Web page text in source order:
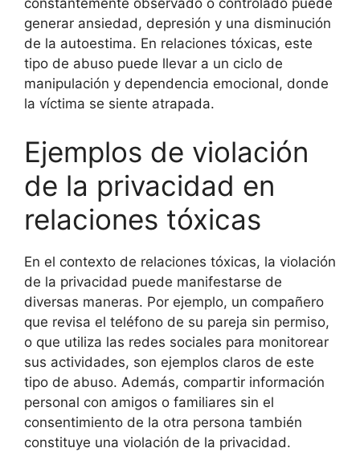
constantemente observado o controlado puede
generar ansiedad, depresión y una disminución
de la autoestima. En relaciones tóxicas, este
tipo de abuso puede llevar a un ciclo de
manipulación y dependencia emocional, donde
la víctima se siente atrapada.
Ejemplos de violación
de la privacidad en
relaciones tóxicas
En el contexto de relaciones tóxicas, la violación
de la privacidad puede manifestarse de
diversas maneras. Por ejemplo, un compañero
que revisa el teléfono de su pareja sin permiso,
o que utiliza las redes sociales para monitorear
sus actividades, son ejemplos claros de este
tipo de abuso. Además, compartir información
personal con amigos o familiares sin el
consentimiento de la otra persona también
constituye una violación de la privacidad.